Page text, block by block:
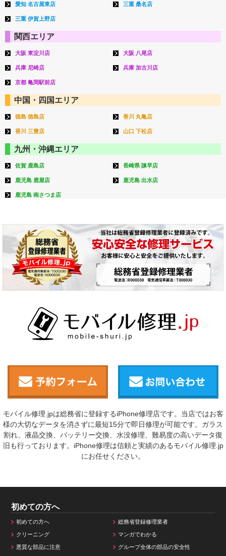
愛知 名古屋東店 三重 桑名店
三重 伊賀上野店
関西エリア
大阪 東淀川店 大阪 八尾店
兵庫 尼崎店 兵庫 加古川店
京都 亀岡駅前店
中国・四国エリア
徳島 徳島店 香川 丸亀店
香川 三豊店 山口 下松店
九州・沖縄エリア
佐賀 鹿島店 長崎県 諫早店
鹿児島 鹿屋店 鹿児島 出水店
鹿児島 南さつま店
モバイル修理.jpは総務省に登録するiPhone修理店です。当店ではお客
様の大切なデータを消さずに最短15分で即日修理が可能です。ガラス
割れ、液晶交換、バッテリー交換、水没修理、難易度の高いデータ復
旧も行っております。iPhone修理は信頼と実績のあるモバイル修理.jp
にお任せください。
初めての方へ
初めての方へ 総務省登録修理業者
クリーニング マンガでわかる
悪質な部品に注意 グループ全体の部品の安全性